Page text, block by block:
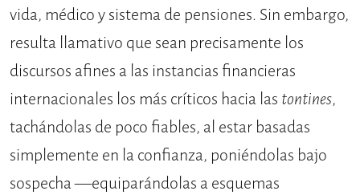
vida, médico y sistema de pensiones. Sin embargo,
resulta llamativo que sean precisamente los
discursos afines a las instancias financieras
internacionales los más críticos hacia las tontines,
tachándolas de poco fiables, al estar basadas
simplemente en la confianza, poniéndolas bajo
sospecha —equiparándolas a esquemas